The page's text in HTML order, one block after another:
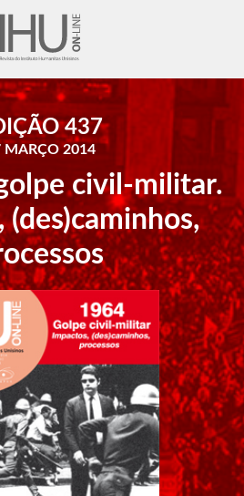
437
MARÇO 2014
civil-militar.
(des)caminhos,